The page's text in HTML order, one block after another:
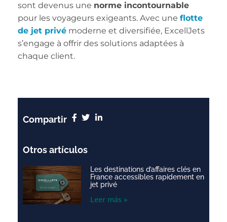
sont devenus une norme incontournable
pour les voyageurs exigeants. Avec une flotte
de jet privé moderne et diversifiée, ExcellJets
s’engage à offrir des solutions adaptées à
chaque client.
Compartir
Otros artículos
Les destinations d’affaires clés en
France accessibles rapidement en
jet privé
Leer más »